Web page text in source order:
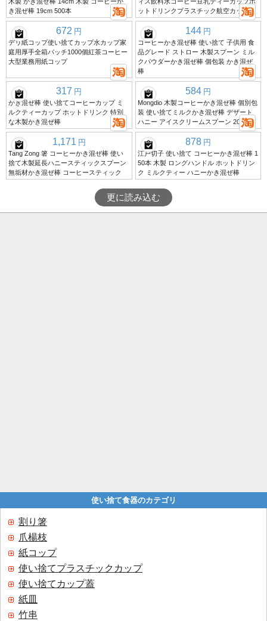
木製 かき混ぜ棒 14cm 木製 コーヒーか
き混ぜ棒 19cm 500本
ィス飲料水コーヒー豆乳ティーカップホ
ットドリンクプラスチック航空カップ
672 円
デリ紙コップ使い捨てカップ水カップ家
庭用厚手全箱バッチ1000個紅茶コーヒー
大型業務用紙コップ
144 円
コーヒーかき混ぜ棒 使い捨て 子供用 食
品グレード ストロー 木製スプーン ミル
クパウダーかき混ぜ棒 個包装 かき混ぜ
棒
317 円
かき混ぜ棒 使い捨てコーヒーカップ ミ
ルクティーカップ ホットドリンク 特別
な木製かき混ぜ棒
584 円
Mongdio 木製コーヒーかき混ぜ棒 個別包
装 使い捨てミルクかき混ぜ棒 デザート
ハニー アイスクリームスプーン 200本
1,171 円
Tang Zong 箸 コーヒーかき混ぜ棒 使い
捨て木製延長ハニースティックスプーン
無垢材かき混ぜ棒 コーヒースティック
878 円
江戸切子 使い捨て コーヒーかき混ぜ棒 1
50本 木製 ロングハンドル ホットドリン
ク ミルクティー ハニーかき混ぜ棒
更に読み込む
使い捨て食器のカテゴリ
割り箸
爪楊枝
紙コップ
使い捨てプラスチックカップ
使い捨てカップ蓋
紙皿
竹串